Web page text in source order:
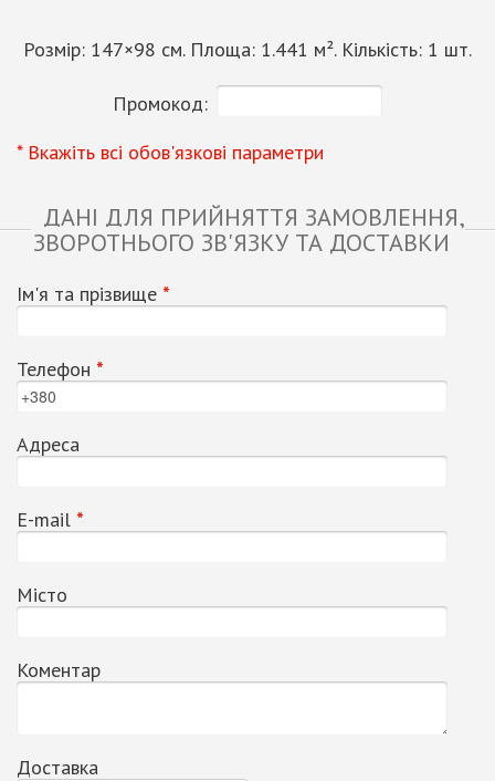
Розмір: 147×98 см. Площа: 1.441 м². Кількість: 1 шт.
Промокод:
* Вкажіть всі обов'язкові параметри
ДАНІ ДЛЯ ПРИЙНЯТТЯ ЗАМОВЛЕННЯ,
ЗВОРОТНЬОГО ЗВ'ЯЗКУ ТА ДОСТАВКИ
Ім'я та прізвище *
Телефон *
Адреса
Е-mail *
Місто
Коментар
Доставка